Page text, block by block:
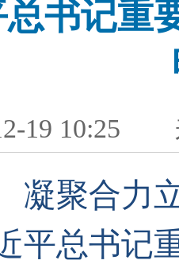
书记重
19 10:25
凝聚合力
总书记